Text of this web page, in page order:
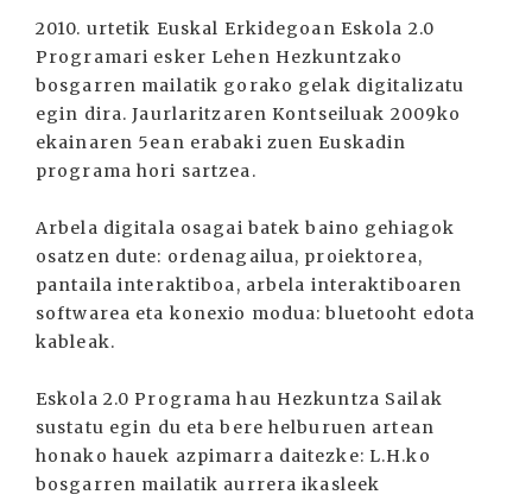
2010. urtetik Euskal Erkidegoan Eskola 2.0
Programari esker Lehen Hezkuntzako
bosgarren mailatik gorako gelak digitalizatu
egin dira. Jaurlaritzaren Kontseiluak 2009ko
ekainaren 5ean erabaki zuen Euskadin
programa hori sartzea.
Arbela digitala osagai batek baino gehiagok
osatzen dute: ordenagailua, proiektorea,
pantaila interaktiboa, arbela interaktiboaren
softwarea eta konexio modua: bluetooht edota
kableak.
Eskola 2.0 Programa hau Hezkuntza Sailak
sustatu egin du eta bere helburuen artean
honako hauek azpimarra daitezke: L.H.ko
bosgarren mailatik aurrera ikasleek